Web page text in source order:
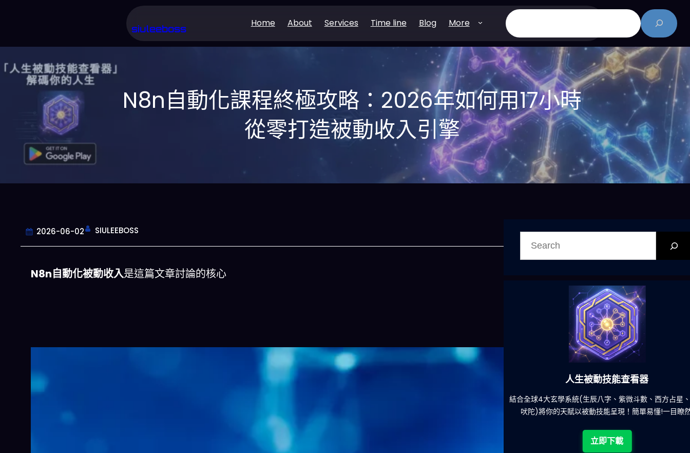
主
要
siuleeboss Home About Services Time line Blog More
搜
尋
N8n自動化課程終極攻略：2026年如何用17小時
從零打造被動收入引擎
2026-06-02 SIULEEBOSS
N8n自動化被動收入是這篇文章討論的核心
人生被動技能查看器
結合全球4大玄學系統(生辰八字、紫微斗數、西方占星、印度
吠陀)將你的天賦以被動技能呈現！簡單易懂!一目瞭然!
立即下載